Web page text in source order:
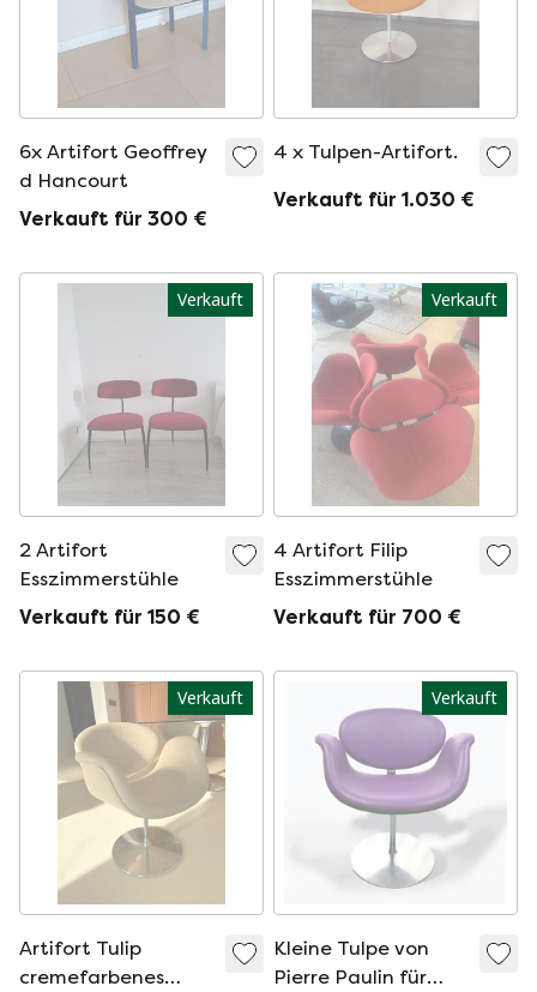
6x Artifort Geoffrey
d Hancourt
Verkauft für 300 €
4 x Tulpen-Artifort.
Verkauft für 1.030 €
Verkauft
2 Artifort
Esszimmerstühle
Verkauft für 150 €
Verkauft
4 Artifort Filip
Esszimmerstühle
Verkauft für 700 €
Verkauft
Artifort Tulip
cremefarbenes
Verkauft
Kleine Tulpe von
Pierre Paulin für